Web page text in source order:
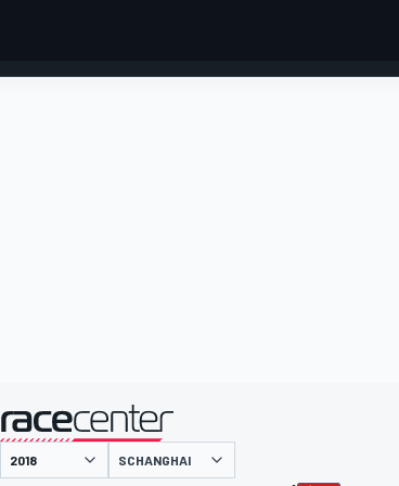
SCHANGHAI